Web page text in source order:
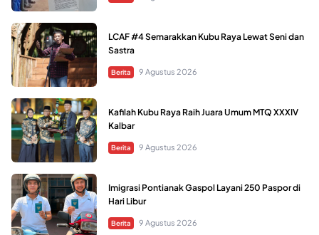
LCAF #4 Semarakkan Kubu Raya Lewat Seni dan
Sastra
Berita 9 Agustus 2026
Kafilah Kubu Raya Raih Juara Umum MTQ XXXIV
Kalbar
Berita 9 Agustus 2026
Imigrasi Pontianak Gaspol Layani 250 Paspor di
Hari Libur
Berita 9 Agustus 2026